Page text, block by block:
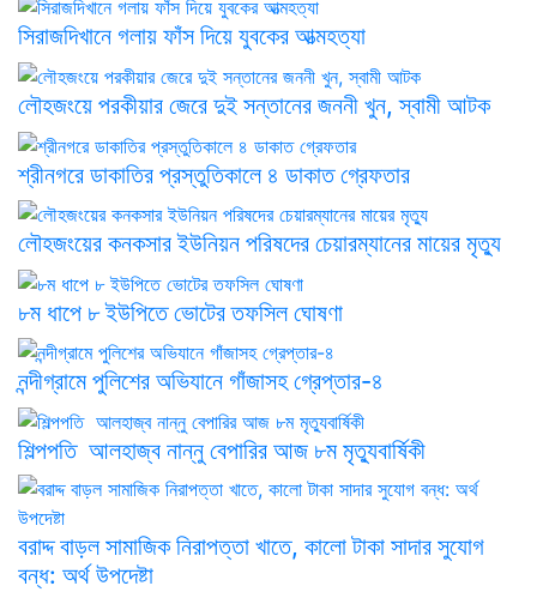
সিরাজদিখানে গলায় ফাঁস দিয়ে যুবকের আত্মহত্যা
লৌহজংয়ে পরকীয়ার জেরে দুই সন্তানের জননী খুন, স্বামী আটক
শ্রীনগরে ডাকাতির প্রস্তুতিকালে ৪ ডাকাত গ্রেফতার
লৌহজংয়ের কনকসার ইউনিয়ন পরিষদের চেয়ারম্যানের মায়ের মৃত্যু
৮ম ধাপে ৮ ইউপিতে ভোটের তফসিল ঘোষণা
নন্দীগ্রামে পুলিশের অভিযানে গাঁজাসহ গ্রেপ্তার-৪
শিল্পপতি আলহাজ্ব নান্নু বেপারির আজ ৮ম মৃত্যুবার্ষিকী
বরাদ্দ বাড়ল সামাজিক নিরাপত্তা খাতে, কালো টাকা সাদার সুযোগ
বন্ধ: অর্থ উপদেষ্টা